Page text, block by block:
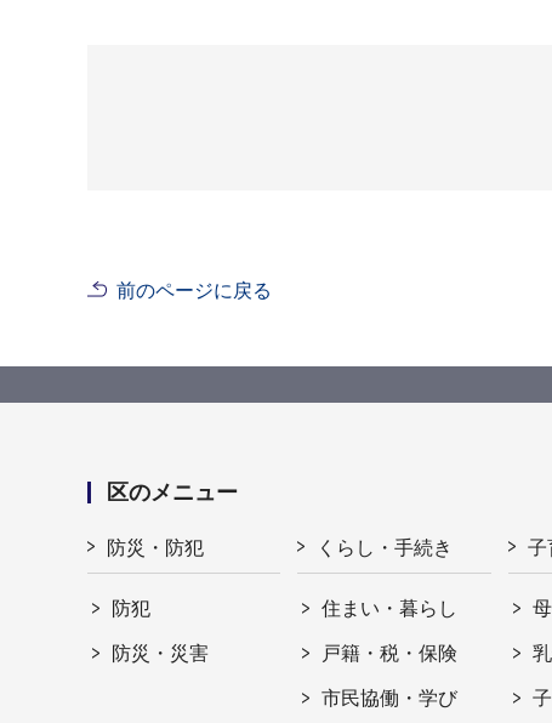
前のページに戻る
区のメニュー
防災・防犯
防犯
防災・災害
くらし・手続き
住まい・暮らし
戸籍・税・保険
市民協働・学び
子